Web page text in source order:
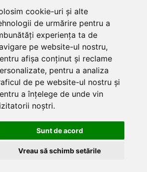
cookie-uri și alte
de urmărire pentru a
experiența ta de
pe website-ul nostru,
afișa conținut și reclame
pentru a analiza
de pe website-ul nostru și
a înțelege de unde vin
noștri.
Sunt de acord
Vreau să schimb setările
Skate & longboard
Santa Cruz
Enuff Skateboards
Diverse
Cum aleg rolele
Cum aleg ochelarii
Ochelari de soare Oakley
Ochelari de soare Alpina